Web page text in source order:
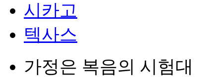
시카고
텍사스
가정은 복음의 시험대